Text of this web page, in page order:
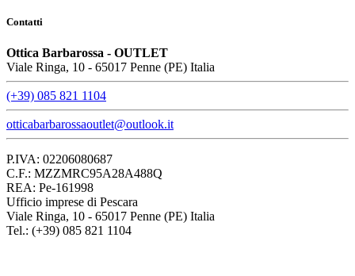
Contatti
Ottica Barbarossa - OUTLET
Viale Ringa, 10 - 65017 Penne (PE) Italia
(+39) 085 821 1104
otticabarbarossaoutlet@outlook.it
P.IVA: 02206080687
C.F.: MZZMRC95A28A488Q
REA: Pe-161998
Ufficio imprese di Pescara
Viale Ringa, 10 - 65017 Penne (PE) Italia
Tel.: (+39) 085 821 1104